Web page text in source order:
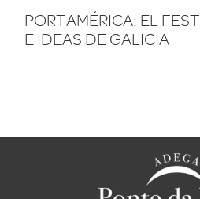
PORTAMÉRICA: EL
E IDEAS DE GALICIA